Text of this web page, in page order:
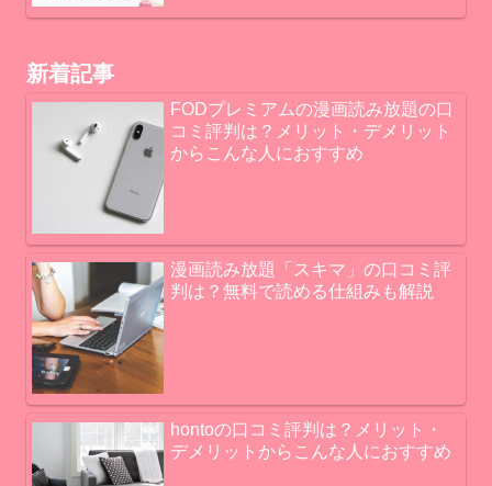
新着記事
FODプレミアムの漫画読み放題の口
コミ評判は？メリット・デメリット
からこんな人におすすめ
漫画読み放題「スキマ」の口コミ評
判は？無料で読める仕組みも解説
hontoの口コミ評判は？メリット・
デメリットからこんな人におすすめ